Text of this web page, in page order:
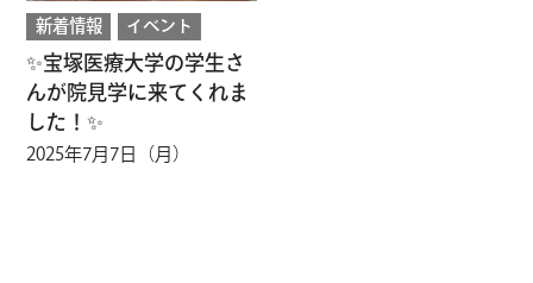
新着情報 イベント
✨宝塚医療大学の学生さ
んが院見学に来てくれま
した！✨
2025年7月7日（月）